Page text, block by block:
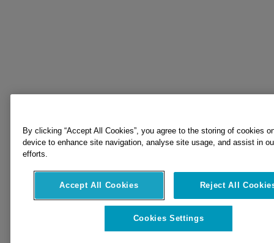
By clicking “Accept All Cookies”, you agree to the storing of cookies
device to enhance site navigation, analyse site usage, and assist in
efforts.
Accept All Cookies Reject All
Cookies Settings